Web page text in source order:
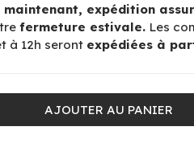
maintenant, expédition
fermeture estivale. Les
à 12h seront expédiées à
AJOUTER AU PANIER